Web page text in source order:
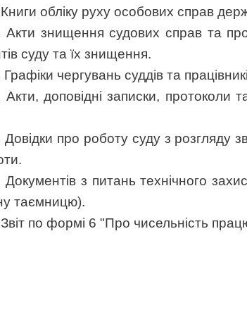
обліку руху особових справ
Акти знищення судових справ та
суду та їх знищення.
Графіки чергувань суддів та
Акти, доповідні записки, протоколи
Довідки про роботу суду з розгляду
Документів з питань технічного
таємницю).
по формі 6 "Про чисельність